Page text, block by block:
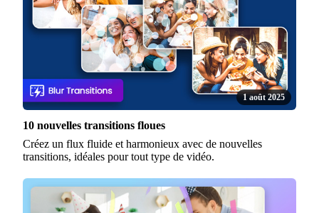
1 août 2025
10 nouvelles transitions floues
Créez un flux fluide et harmonieux avec de nouvelles
transitions, idéales pour tout type de vidéo.